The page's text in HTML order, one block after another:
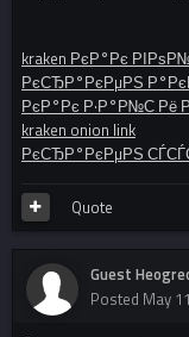
kraken РєР°Рє
РєСЂР°РєРµРЅ
РєР°Рє
kraken onion link
РєСЂР°РєРµРЅ
Quote
Guest
Posted May 11